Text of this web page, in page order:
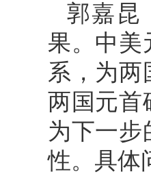
郭嘉昆
果。中美
系，为两
两国元首
为下一步
性。具体